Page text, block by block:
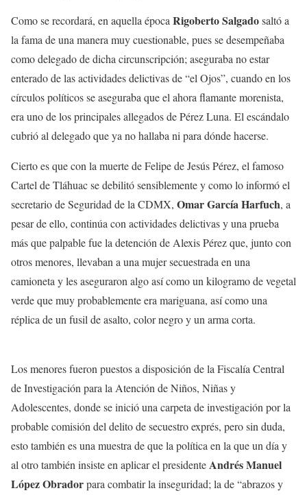
Como se recordará, en aquella época Rigoberto Salgadosaltó a
la fama de una manera muy cuestionable, pues se desempeñaba
como delegado de dicha circunscripción; aseguraba no estar
enterado de las actividades delictivas de “el Ojos”, cuando en los
círculos políticos se aseguraba que el ahora flamante morenista,
era uno de los principales allegados de Pérez Luna. El escándalo
cubrió al delegado que ya no hallaba ni para dónde hacerse.
Cierto es que con la muerte de Felipe de Jesús Pérez, el famoso
Cartel de Tláhuac se debilitó sensiblemente y como lo informó el
secretario de Seguridad de la CDMX, Omar García Harfuch, a
pesar de ello, continúa con actividades delictivas y una prueba
más que palpable fue la detención de Alexis Pérez que, junto con
otros menores, llevaban a una mujer secuestrada en una
camioneta y les aseguraron algo así como un kilogramo de vegetal
verde que muy probablemente era mariguana, así como una
réplica de un fusil de asalto, color negro y un arma corta.
Los menores fueron puestos a disposición de la Fiscalía Central
de Investigación para la Atención de Niños, Niñas y
Adolescentes, donde se inició una carpeta de investigación por la
probable comisión del delito de secuestro exprés, pero sin duda,
esto también es una muestra de que la política en la que un día y
al otro también insiste en aplicar el presidenteAndrés Manuel
López Obradorpara combatir la inseguridad; la de “abrazos y